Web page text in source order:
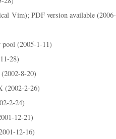
Vim); PDF version available (2006-
pool (2005-1-11)
28)
8-20)
(2002-2-26)
2-24)
12-21)
12-16)